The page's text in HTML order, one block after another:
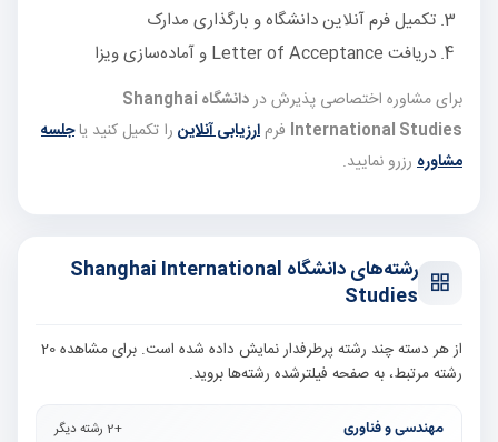
تکمیل فرم آنلاین دانشگاه و بارگذاری مدارک
دریافت Letter of Acceptance و آماده‌سازی ویزا
برای مشاوره اختصاصی پذیرش در
دانشگاه Shanghai
International Studies فرم ارزیابی آنلاین را تکمیل کنید یاجلسه
مشاوره رزرو نمایید.
رشته‌های دانشگاه Shanghai International
Studies
از هر دسته چند رشته پرطرفدار نمایش داده شده است. برای مشاهده 20
رشته مرتبط، به صفحه فیلترشده رشته‌ها بروید.
مهندسی و فناوری +2 رشته دیگر